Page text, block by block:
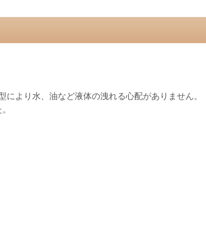
より水、油など液体の洩れる心配がありません。